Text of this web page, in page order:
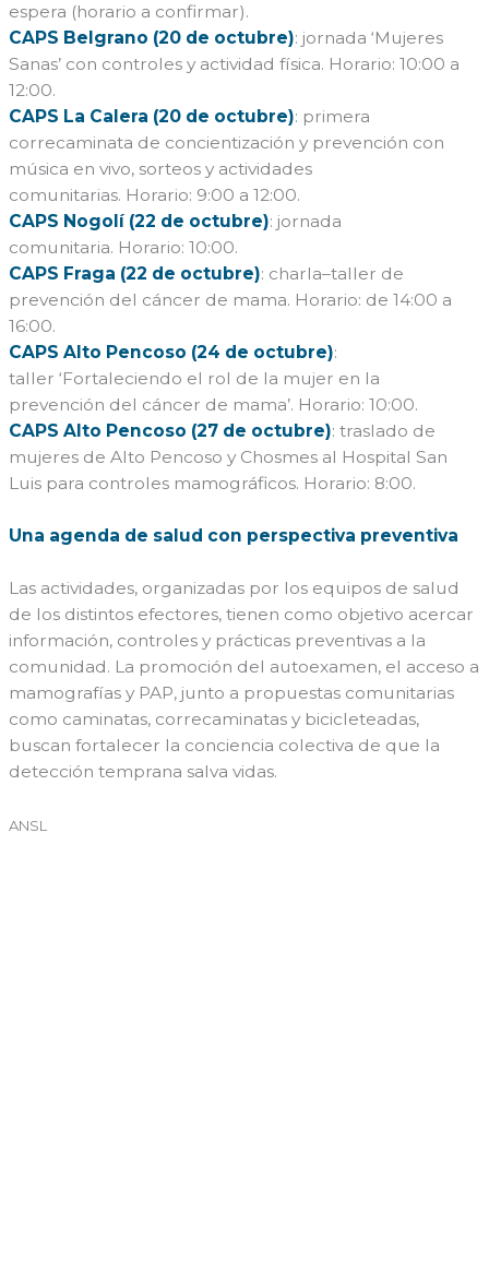
espera (horario a confirmar).
CAPS Belgrano (20 de octubre): jornada ‘Mujeres
Sanas’ con controles y actividad física. Horario: 10:00 a
12:00.
CAPS La Calera (20 de octubre): primera
correcaminata de concientización y prevención con
música en vivo, sorteos y actividades
comunitarias. Horario: 9:00 a 12:00.
CAPS Nogolí (22 de octubre): jornada
comunitaria. Horario: 10:00.
CAPS Fraga (22 de octubre): charla–taller de
prevención del cáncer de mama. Horario: de 14:00 a
16:00.
CAPS Alto Pencoso (24 de octubre):
taller ‘Fortaleciendo el rol de la mujer en la
prevención del cáncer de mama’. Horario: 10:00.
CAPS Alto Pencoso (27 de octubre): traslado de
mujeres de Alto Pencoso y Chosmes al Hospital San
Luis para controles mamográficos. Horario: 8:00.
Una agenda de salud con perspectiva preventiva
Las actividades, organizadas por los equipos de salud
de los distintos efectores, tienen como objetivo acercar
información, controles y prácticas preventivas a la
comunidad. La promoción del autoexamen, el acceso a
mamografías y PAP, junto a propuestas comunitarias
como caminatas, correcaminatas y bicicleteadas,
buscan fortalecer la conciencia colectiva de que la
detección temprana salva vidas.
ANSL